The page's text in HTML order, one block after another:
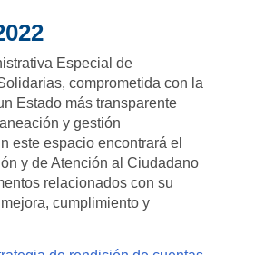
Especial de
comprometida con la
Estado más transparente
y gestión
este espacio encontrará el
y de Atención al Ciudadano
relacionados con su
cumplimiento y